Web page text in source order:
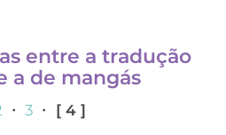
entre a tradução
a de mangás
・ 3・ [ 4 ]